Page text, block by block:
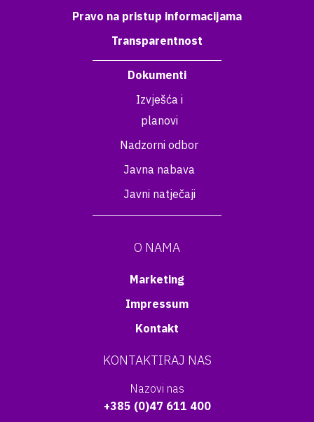
Pravo na pristup informacijama
Transparentnost
Dokumenti
Izvješća i
planovi
Nadzorni odbor
Javna nabava
Javni natječaji
O NAMA
Marketing
Impressum
Kontakt
KONTAKTIRAJ NAS
Nazovi nas
+385 (0)47 611 400